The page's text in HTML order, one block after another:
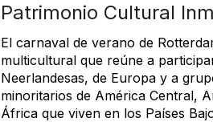
Patrimonio Cultural
El carnaval de verano de
multicultural que reúne a
Neerlandesas, de Europa y a
minoritarios de América Central,
África que viven en los Países